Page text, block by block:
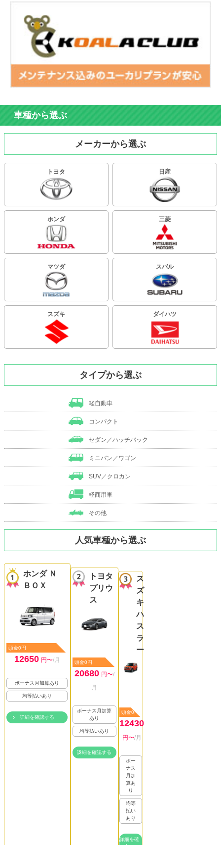
車種から選ぶ
メーカーから選ぶ
トヨタ 日産
ホンダ 三菱
マツダ スバル
スズキ ダイハツ
タイプから選ぶ
軽自動車
コンパクト
セダン／ハッチバック
ミニバン／ワゴン
SUV／クロカン
軽商用車
その他
人気車種から選ぶ
ホンダ Ｎ
ＢＯＸ
頭金0円
12650 円〜/月
ボーナス月加算あり
均等払いあり
詳細を確認する
トヨタ
プリウ
ス
頭金0円
20680 円〜/
月
ボーナス月加算
あり
均等払いあり
詳細を確認する
ス
ズ
キ
ハ
ス
ラ
ー
頭金0円
12430
円〜/月
ボー
ナス
月加
算あ
り
均等
払い
あり
詳細を確